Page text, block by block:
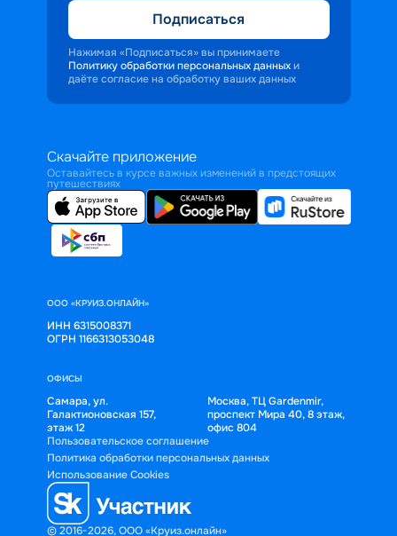
Подписаться
Нажимая «Подписаться» вы принимаете
Политику обработки персональных данных и
даёте согласие на обработку ваших данных
Скачайте приложение
Оставайтесь в курсе важных изменений в предстоящих
путешествиях
ООО «КРУИЗ.ОНЛАЙН»
ИНН 6315008371
ОГРН 1166313053048
ОФИСЫ
Самара, ул.
Галактионовская 157,
этаж 12
Москва, ТЦ Gardenmir,
проспект Мира 40, 8 этаж,
офис 804
© 2016-2026, ООО «Круиз.онлайн»
Пользовательское соглашение
Политика обработки персональных данных
Использование Cookies